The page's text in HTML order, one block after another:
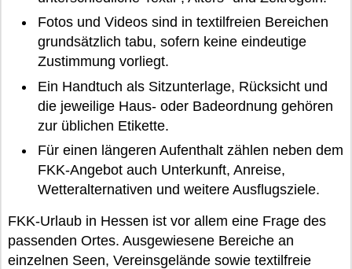
Fotos und Videos sind in textilfreien Bereichen
grundsätzlich tabu, sofern keine eindeutige
Zustimmung vorliegt.
Ein Handtuch als Sitzunterlage, Rücksicht und
die jeweilige Haus- oder Badeordnung gehören
zur üblichen Etikette.
Für einen längeren Aufenthalt zählen neben dem
FKK-Angebot auch Unterkunft, Anreise,
Wetteralternativen und weitere Ausflugsziele.
FKK-Urlaub in Hessen ist vor allem eine Frage des
passenden Ortes. Ausgewiesene Bereiche an
einzelnen Seen, Vereinsgelände sowie textilfreie